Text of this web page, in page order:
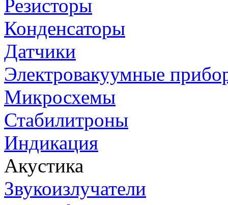
Резисторы
Конденсаторы
Датчики
Электровакуумные
Микросхемы
Стабилитроны
Индикация
Акустика
Звукоизлучатели